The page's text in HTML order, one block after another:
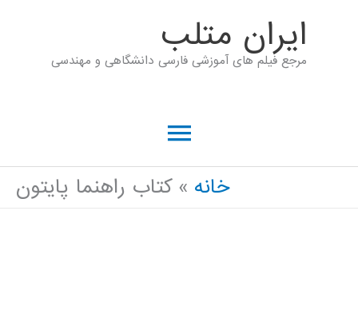
ايران متلب
مرجع فیلم های آموزشی فارسی دانشگاهی و مهندسی
فهرست
اصلیخانه کتاب راهنما پایتون